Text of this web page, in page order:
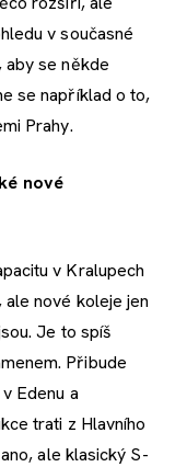
v současné
se někde
se například o to,
Prahy.
nové
v Kralupech
nové koleje jen
Je to spíš
Přibude
Edenu a
trati z Hlavního
ale klasický S-